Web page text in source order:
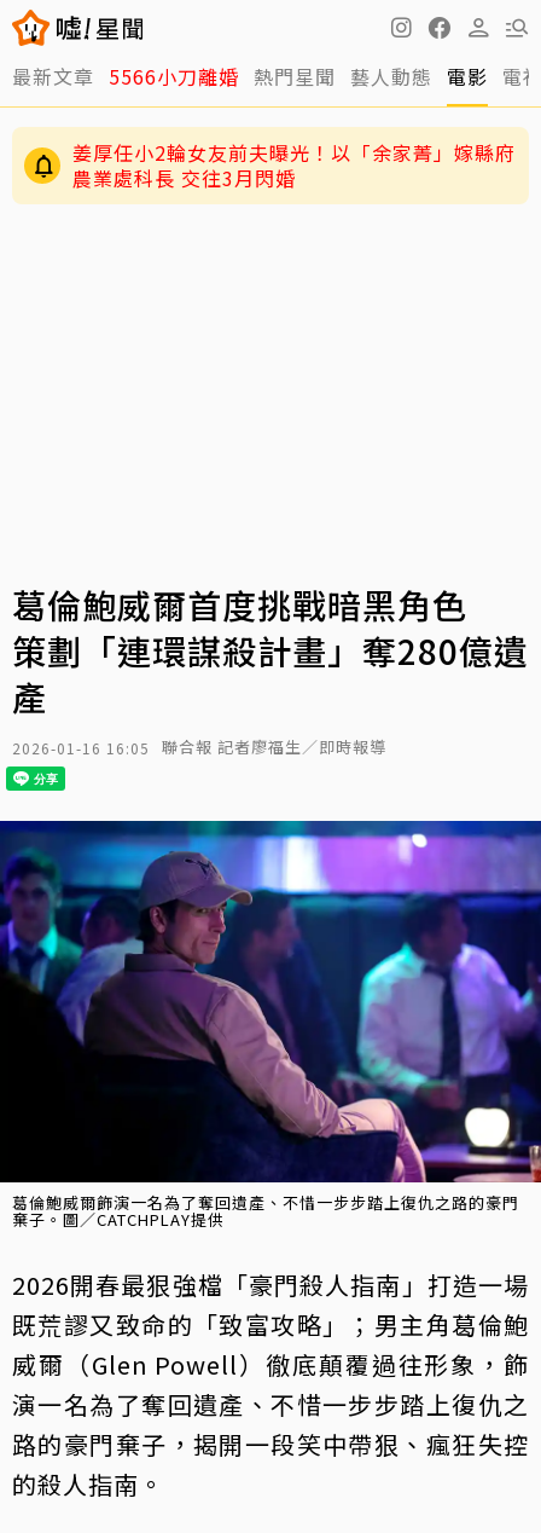
最新文章 5566小刀離婚 熱門星聞 藝人動態 電影 電
姜厚任小2輪女友前夫曝光！以「余家菁」嫁縣府
農業處科長 交往3月閃婚
葛倫鮑威爾首度挑戰暗黑角色
策劃「連環謀殺計畫」奪280億遺
產
2026-01-16 16:05 聯合報 記者廖福生／即時報導
葛倫鮑威爾飾演一名為了奪回遺產、不惜一步步踏上復仇之路的豪門
棄子。圖／CATCHPLAY提供
2026開春最狠強檔「豪門殺人指南」打造一場
既荒謬又致命的「致富攻略」；男主角葛倫鮑
威爾（Glen Powell）徹底顛覆過往形象，飾
演一名為了奪回遺產、不惜一步步踏上復仇之
路的豪門棄子，揭開一段笑中帶狠、瘋狂失控
的殺人指南。